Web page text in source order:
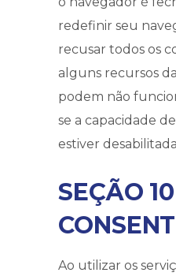
redefinir seu
recusar todos os
alguns recursos
podem não
se a capacidade
estiver
SEÇÃO
Ao utilizar os